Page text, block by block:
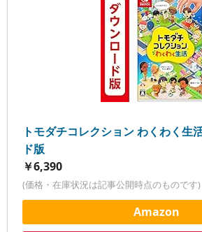
トモダチコレクション わくわく生
ド版
￥6,390
(価格・在庫状況は記事公開時点のものです)
Amazon